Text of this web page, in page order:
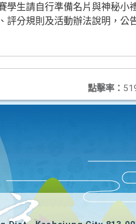
學生請自行準備名片與神秘小
評分規則及活動辦法說明，
點擊率：